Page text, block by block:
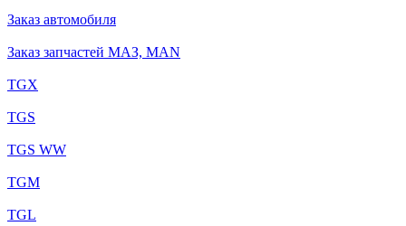
Заказ автомобиля
Заказ запчастей МАЗ, MAN
TGX
TGS
TGS WW
TGM
TGL